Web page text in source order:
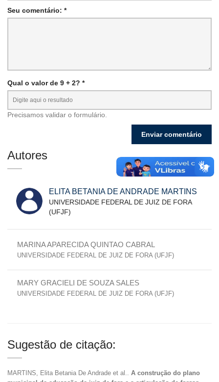
Seu comentário: *
Qual o valor de 9 + 2? *
Precisamos validar o formulário.
Autores
ELITA BETANIA DE ANDRADE MARTINS
UNIVERSIDADE FEDERAL DE JUIZ DE FORA
(UFJF)
MARINA APARECIDA QUINTAO CABRAL
UNIVERSIDADE FEDERAL DE JUIZ DE FORA (UFJF)
MARY GRACIELI DE SOUZA SALES
UNIVERSIDADE FEDERAL DE JUIZ DE FORA (UFJF)
Sugestão de citação:
MARTINS, Elita Betania De Andrade et al.. A construção do plano